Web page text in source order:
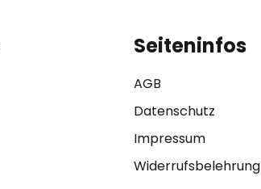
Seiteninfos
AGB
Datenschutz
Impressum
Widerrufsbelehrung